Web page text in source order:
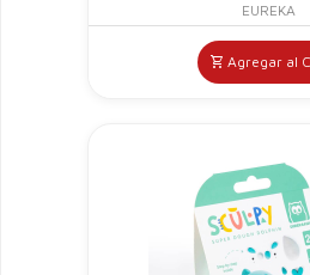
EUREKA
Agregar al